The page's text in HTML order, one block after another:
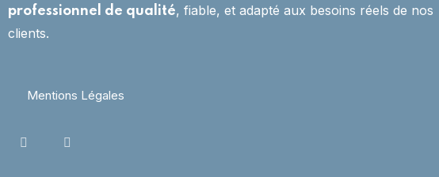
professionnel de qualité, fiable, et adapté aux besoins réels de nos
clients.
Mentions Légales